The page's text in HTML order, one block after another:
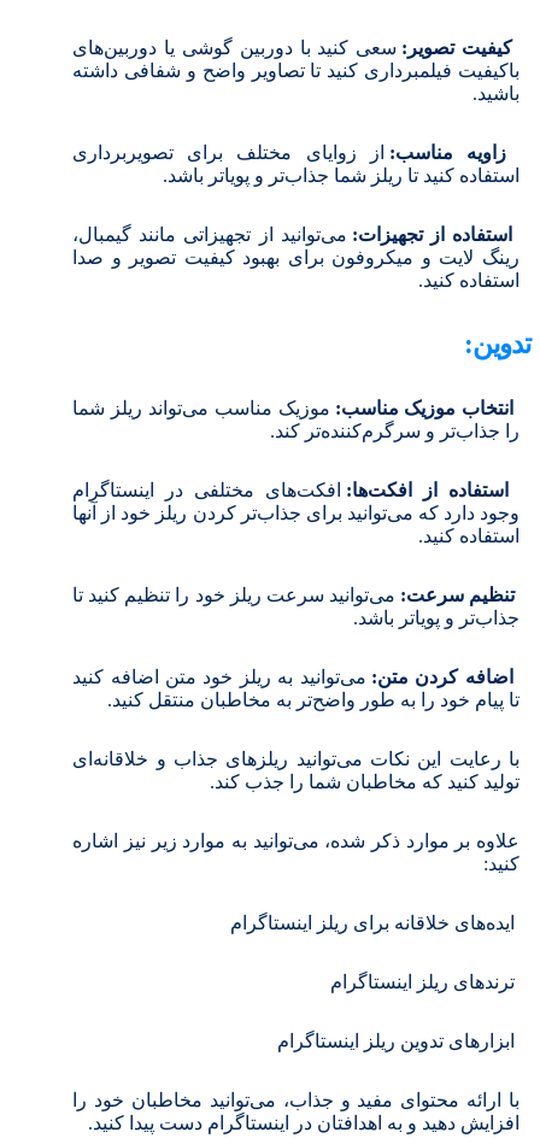
کیفیت تصویر: سعی کنید با دوربین گوشی یا دوربین‌های
باکیفیت فیلمبرداری کنید تا تصاویر واضح و شفافی داشته
باشید.
زاویه مناسب: از زوایای مختلف برای تصویربرداری
استفاده کنید تا ریلز شما جذاب‌تر و پویاتر باشد.
استفاده از تجهیزات: می‌توانید از تجهیزاتی مانند گیمبال،
رینگ لایت و میکروفون برای بهبود کیفیت تصویر و صدا
استفاده کنید.
تدوین:
انتخاب موزیک مناسب: موزیک مناسب می‌تواند ریلز شما
را جذاب‌تر و سرگرم‌کننده‌تر کند.
استفاده از افکت‌ها: افکت‌های مختلفی در اینستاگرام
وجود دارد که می‌توانید برای جذاب‌تر کردن ریلز خود از آنها
استفاده کنید.
تنظیم سرعت: می‌توانید سرعت ریلز خود را تنظیم کنید تا
جذاب‌تر و پویاتر باشد.
اضافه کردن متن: می‌توانید به ریلز خود متن اضافه کنید
تا پیام خود را به طور واضح‌تر به مخاطبان منتقل کنید.
با رعایت این نکات می‌توانید ریلزهای جذاب و خلاقانه‌ای
تولید کنید که مخاطبان شما را جذب کند.
علاوه بر موارد ذکر شده، می‌توانید به موارد زیر نیز اشاره
کنید:
ایده‌های خلاقانه برای ریلز اینستاگرام
ترندهای ریلز اینستاگرام
ابزارهای تدوین ریلز اینستاگرام
با ارائه محتوای مفید و جذاب، می‌توانید مخاطبان خود را
افزایش دهید و به اهدافتان در اینستاگرام دست پیدا کنید.